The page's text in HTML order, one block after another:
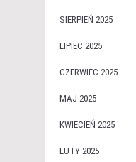
SIERPIEŃ 2025
LIPIEC 2025
CZERWIEC 2025
MAJ 2025
KWIECIEŃ 2025
LUTY 2025